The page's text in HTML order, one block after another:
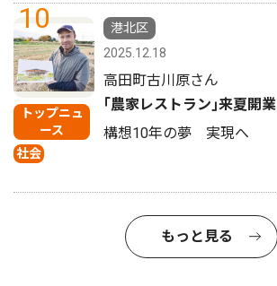
10
トップニュ
ース
社会
港北区
2025.12.18
高田町古川原さん
｢農家レストラン｣来夏開業
構想10年の夢 実現へ
もっと見る